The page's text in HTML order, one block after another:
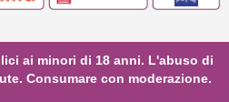
ai minori di 18 anni. L'abuso di
Consumare con moderazione.